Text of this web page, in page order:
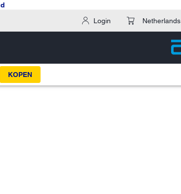
Login Netherlands
KOPEN